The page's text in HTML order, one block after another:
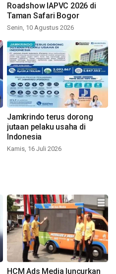
Roadshow IAPVC 2026 di
Taman Safari Bogor
Senin, 10 Agustus 2026
Jamkrindo terus dorong
jutaan pelaku usaha di
Indonesia
Kamis, 16 Juli 2026
HCM Ads Media luncurkan